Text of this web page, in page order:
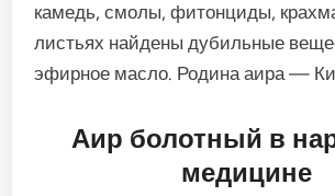
камедь, смолы, фитонциды,
листьях найдены дубильные
эфирное масло. Родина аира —
Аир болотный в
медицине